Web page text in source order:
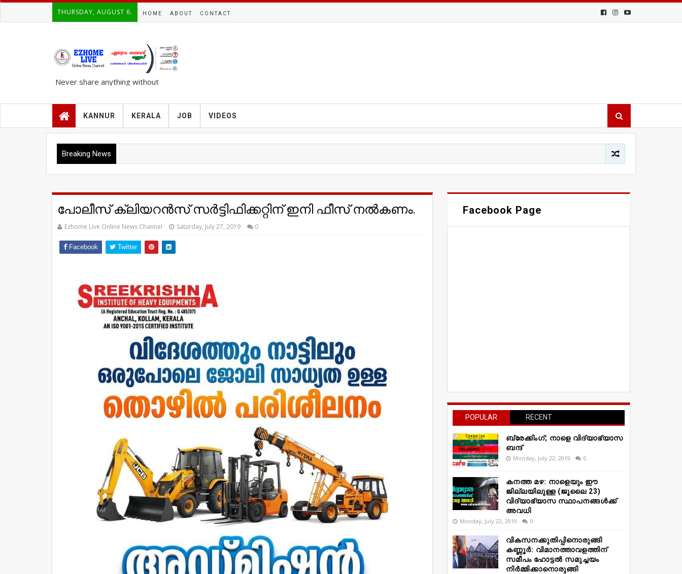
THURSDAY, AUGUST 6. HOME ABOUT CONTACT
Never share anything without
KANNUR KERALA JOB VIDEOS
Breaking News
പോലീസ് ക്ലിയറൻസ് സർട്ടിഫിക്കറ്റിന് ഇനി ഫീസ് നൽകണം.
Ezhome Live Online News Channel Saturday, July 27, 2019 0
Facebook Twitter
Facebook Page
POPULAR RECENT
ബ്രേക്കിംഗ്; നാളെ വിദ്യാഭ്യാസ
ബന്ദ്
Monday, July 22, 2019 0
കനത്ത മഴ: നാളെയും ഈ
ജില്ലയിലുള്ള (ജൂലൈ 23)
വിദ്യാഭ്യാസ സ്ഥാപനങ്ങൾക്ക്
അവധി
Monday, July 22, 2019 0
വികസനക്കുതിപ്പിനൊരുങ്ങി
കണ്ണൂർ: വിമാനത്താവളത്തിന്
സമീപം ഹോട്ടൽ സമുച്ചയം
നിർമ്മിക്കാനൊരുങ്ങി